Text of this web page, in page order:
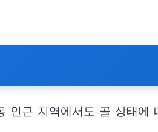
인근 지역에서도 골 상태